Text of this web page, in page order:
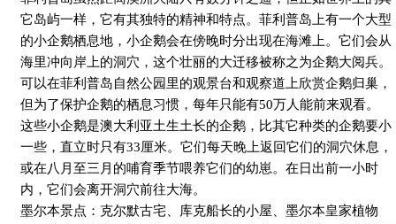
它岛屿一样，它有其独特的精神和特点。菲利普岛上有一个大型
的小企鹅栖息地，小企鹅会在傍晚时分出现在海滩上。它们会从
海里冲向岸上的洞穴，这个壮丽的大迁移被称之为企鹅大阅兵。
可以在菲利普岛自然公园里的观景台和观察道上欣赏企鹅归巢，
但为了保护企鹅的栖息习惯，每年只能有50万人能前来观看。
这些小企鹅是澳大利亚土生土长的企鹅，比其它种类的企鹅要小
一些，直立时只有33厘米。它们每天晚上返回它们的洞穴休息，
或在八月至三月的哺育季节喂养它们的幼崽。在日出前一小时
内，它们会离开洞穴前往大海。
墨尔本景点：克尔默古宅、库克船长的小屋、墨尔本皇家植物